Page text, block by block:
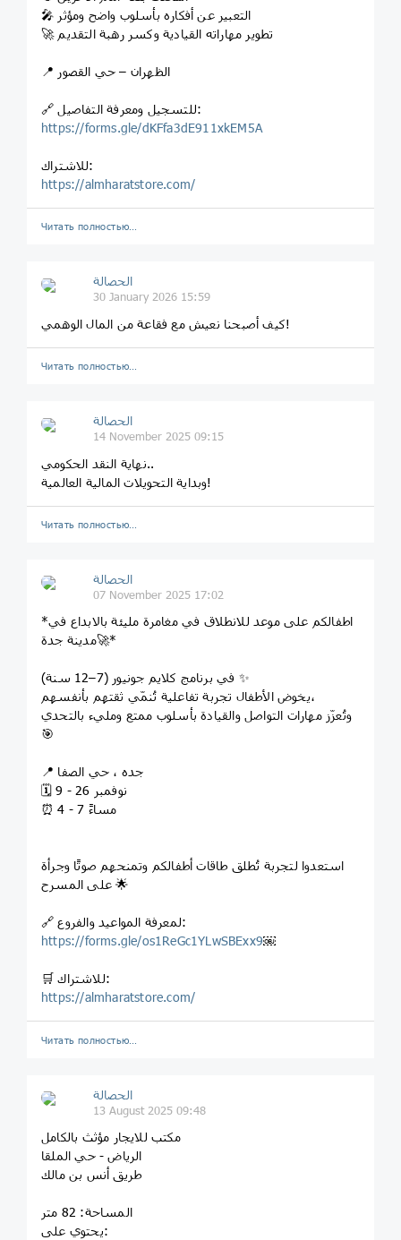
🎤 التعبير عن أفكاره بأسلوب واضح ومؤثر
🚀 تطوير مهاراته القيادية وكسر رهبة التقديم
📍 الظهران – حي القصور
🔗 للتسجيل ومعرفة التفاصيل:
https://forms.gle/dKFfa3dE911xkEM5A
للاشتراك:
https://almharatstore.com/
Читать полностью…
الحصالة
30 January 2026 15:59
كيف أصبحنا نعيش مع فقاعة من المال الوهمي!
Читать полностью…
الحصالة
14 November 2025 09:15
نهاية النقد الحكومي..
وبداية التحويلات المالية العالمية!
Читать полностью…
الحصالة
07 November 2025 17:02
*اطفالكم على موعد للانطلاق في مغامرة مليئة بالابداع في
مدينة جدة🚀*
في برنامج كلايم جونيور (7–12 سنة) ✨
يخوض الأطفال تجربة تفاعلية تُنمّي ثقتهم بأنفسهم،
وتُعزّز مهارات التواصل والقيادة بأسلوب ممتع ومليء بالتحدي
🎯
📍 جده ، حي الصفا
🗓️ 9 - 26 نوفمبر
⏰ 4 - 7 مساءً
استعدوا لتجربة تُطلق طاقات أطفالكم وتمنحهم صوتًا وجرأة
على المسرح 🌟
🔗 لمعرفة المواعيد والفروع:
https://forms.gle/os1ReGc1YLwSBExx9￼
🛒 للاشتراك:
https://almharatstore.com/
Читать полностью…
الحصالة
13 August 2025 09:48
مكتب للايجار مؤثث بالكامل
الرياض - حي الملقا
طريق أنس بن مالك
المساحة: 82 متر
يحتوي على: